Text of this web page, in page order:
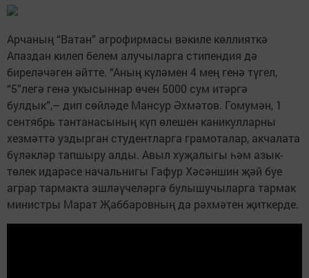
Арчаның “Ватан” агрофирмасы вәкиле көллияткә
Апаздан килеп белем алучыларга стипендия дә
биреләчәген әйтте. “Аның күләмен 4 мең генә түгел,
“5”легә генә укысыннар өчен 5000 сум итәргә
булдык”,– дип сөйләде Мансур Әхмәтов. Гомумән, 1
сентябрь тантанасының күп өлешен каникулларны
хезмәттә уздырган студентларга грамоталар, акчалата
бүләкләр тапшыру алды. Авыл хуҗалыгы һәм азык-
төлек идарәсе начальнигы Гафур Хәсәншин җәй буе
аграр тармакта эшләүчеләргә булышучыларга тармак
министры Марат Җаббаровның да рәхмәтен җиткерде.